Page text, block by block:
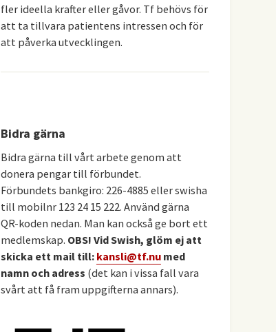
fler ideella krafter eller gåvor. Tf behövs för
att ta tillvara patientens intressen och för
att påverka utvecklingen.
Bidra gärna
Bidra gärna till vårt arbete genom att
donera pengar till förbundet.
Förbundets bankgiro: 226-4885 eller swisha
till mobilnr 123 24 15 222. Använd gärna
QR-koden nedan. Man kan också ge bort ett
medlemskap. OBS! Vid Swish, glöm ej att
skicka ett mail till: kansli@tf.numed
namn och adress (det kan i vissa fall vara
svårt att få fram uppgifterna annars).